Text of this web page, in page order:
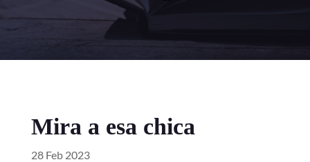
Mira a esa chica
28 Feb 2023